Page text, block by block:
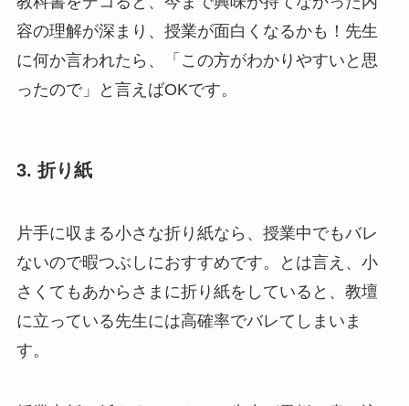
容の理解が深まり、授業が面白くなるかも！先生
に何か言われたら、「この方がわかりやすいと思
ったので」と言えばOKです。
3. 折り紙
片手に収まる小さな折り紙なら、授業中でもバレ
ないので暇つぶしにおすすめです。とは言え、小
さくてもあからさまに折り紙をしていると、教壇
に立っている先生には高確率でバレてしまいま
す。